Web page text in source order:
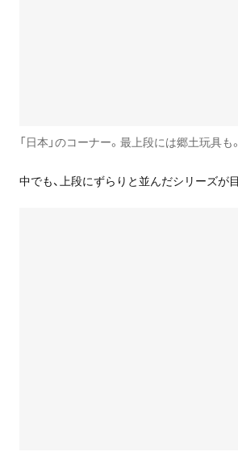
「日本」のコーナー。最上段には郷土玩具も。
中でも、上段にずらりと並んだシリーズが